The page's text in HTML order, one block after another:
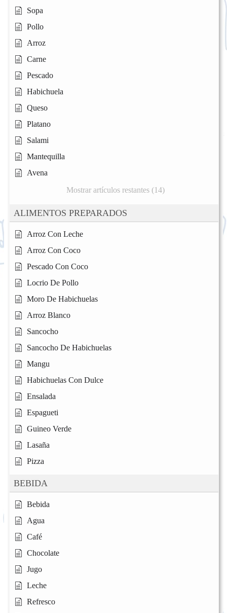
Sopa
Pollo
Arroz
Carne
Pescado
Habichuela
Queso
Platano
Salami
Mantequilla
Avena
Mostrar artículos restantes (14)
ALIMENTOS PREPARADOS
Arroz Con Leche
Arroz Con Coco
Pescado Con Coco
Locrio De Pollo
Moro De Habichuelas
Arroz Blanco
Sancocho
Sancocho De Habichuelas
Mangu
Habichuelas Con Dulce
Ensalada
Espagueti
Guineo Verde
Lasaña
Pizza
BEBIDA
Bebida
Agua
Café
Chocolate
Jugo
Leche
Refresco